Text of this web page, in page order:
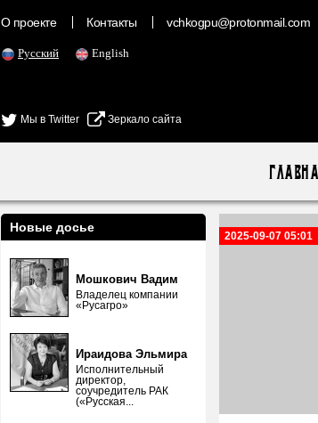
О проекте Контакты vchkogpu@protonmail.com
Русский English
Мы в Twitter Зеркало сайта
Новые досье
Мошкович Вадим
Владелец компании
«Русагро»
Ираидова Эльмира
Исполнительный
директор,
соучредитель РАК
(«Русская...
2025-09-07 05:01